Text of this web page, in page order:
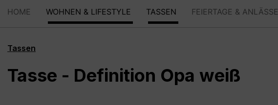
HOME WOHNEN & LIFESTYLE TASSEN FEIERTAGE & ANLÄSSE
Tassen
Tasse - Definition Opa weiß